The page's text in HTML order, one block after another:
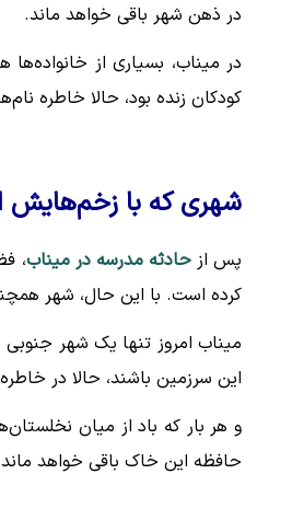
در ذهن شهر باقی خواهد ماند.
در میناب، بسیاری از
کودکان زنده بود، حالا خاطره
شهری که با زخم‌هایش
پس ازحادثه مدرسه در میناب،
کرده است. با این حال، شهر
میناب امروز تنها یک شهر
این سرزمین باشند، حالا در
و هر بار که باد از میان
حافظه این خاک باقی خواهد